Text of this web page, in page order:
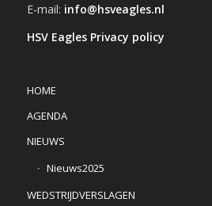
E-mail: info@hsveagles.nl
HSV Eagles Privacy policy
HOME
AGENDA
NIEUWS
Nieuws2025
WEDSTRIJDVERSLAGEN